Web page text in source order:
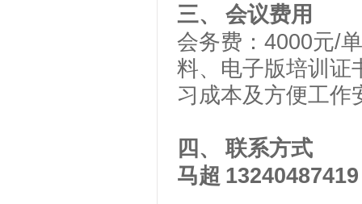
三、
会议费用
会务费： 4000元/
料、电子版培训证
习成本及方便工作
四、
联系方式
马超 13240487419